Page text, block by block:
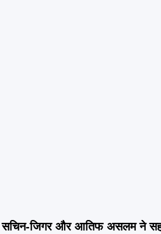
सचिन-जिगर और आतिफ असलम ने